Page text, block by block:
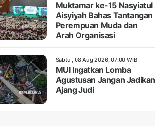
Muktamar ke-15 Nasyiatul
Aisyiyah Bahas Tantangan
Perempuan Muda dan
Arah Organisasi
Sabtu , 08 Aug 2026, 07:00 WIB
MUI Ingatkan Lomba
Agustusan Jangan Jadikan
Ajang Judi